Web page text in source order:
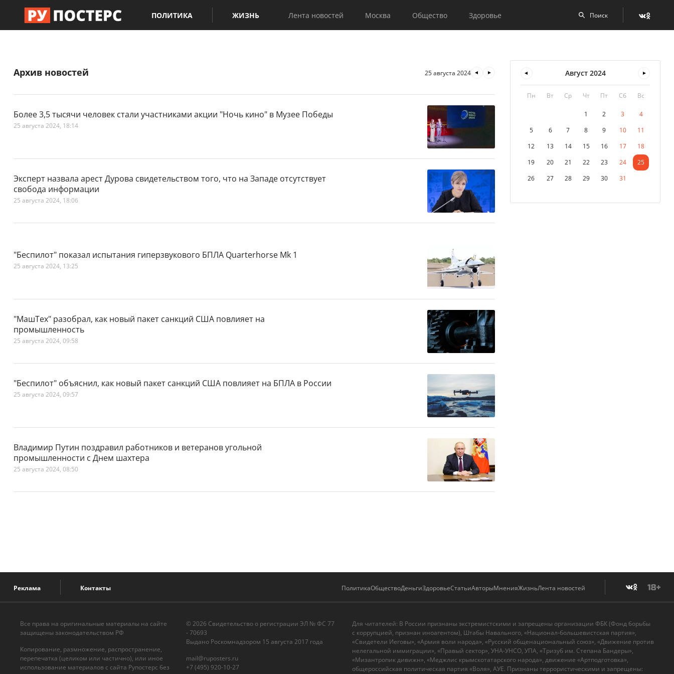
ПОЛИТИКА ЖИЗНЬ Лента новостей Москва Общество Здоровье
Архив новостей 25 августа 2024
Более 3,5 тысячи человек стали участниками акции "Ночь кино" в Музее Победы
25 августа 2024, 18:14
Эксперт назвала арест Дурова свидетельством того, что на Западе отсутствует
свобода информации
25 августа 2024, 18:06
"Беспилот" показал испытания гиперзвукового БПЛА Quarterhorse Mk 1
25 августа 2024, 13:25
"МашТех" разобрал, как новый пакет санкций США повлияет на
промышленность
25 августа 2024, 09:58
"Беспилот" объяснил, как новый пакет санкций США повлияет на БПЛА в России
25 августа 2024, 09:57
Владимир Путин поздравил работников и ветеранов угольной
промышленности с Днем шахтера
25 августа 2024, 08:50
Август 2024
Пн Вт Ср Чт Пт Сб Вс
1 2 3
4
5
6 7 8 9 10
11
12
13 14 15 16 17
18
19
20 21 22 23 24
25
26
27 28 29 30 31
Реклама Контакты ПолитикаОбществоДеньгиЗдоровьеСтатьиАвторыМненияЖизньЛента новостей
Все права на оригинальные материалы на сайте
защищены законодательством РФ
Копирование, размножение, распространение,
перепечатка (целиком или частично), или иное
использование материалов с сайта Рупостерс без
© 2026 Cвидетельство о регистрации ЭЛ № ФС 77
- 70693
Выдано Роскомнадзором 15 августа 2017 года
mail@ruposters.ru
+7 (495) 920-10-27
Для читателей: В России признаны экстремистскими и запрещены организации ФБК (Фонд борьбы
с коррупцией, признан иноагентом), Штабы Навального, «Национал-большевистская партия»,
«Свидетели Иеговы», «Армия воли народа», «Русский общенациональный союз», «Движение против
нелегальной иммиграции», «Правый сектор», УНА-УНСО, УПА, «Тризуб им. Степана Бандеры»,
«Мизантропик дивижн», «Меджлис крымскотатарского народа», движение «Артподготовка»,
общероссийская политическая партия «Воля», АУЕ. Признаны террористическими и запрещены: